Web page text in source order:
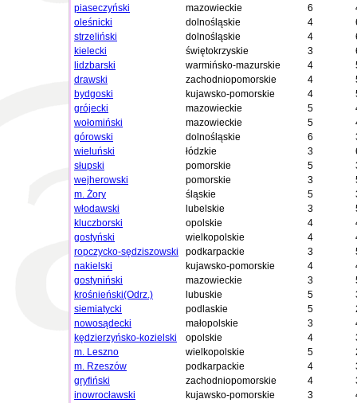
piaseczyński
mazowieckie 6
oleśnicki
dolnośląskie 4
strzeliński
dolnośląskie 4
kielecki
świętokrzyskie 3
lidzbarski
warmińsko-mazurskie 4
drawski
zachodniopomorskie 4
bydgoski
kujawsko-pomorskie 4
grójecki
mazowieckie 5
wołomiński
mazowieckie 5
górowski
dolnośląskie 6
wieluński
łódzkie 3
słupski
pomorskie 5
wejherowski
pomorskie 3
m. Żory
śląskie 5
włodawski
lubelskie 3
kluczborski
opolskie 4
gostyński
wielkopolskie 4
ropczycko-sędziszowski
podkarpackie 3
nakielski
kujawsko-pomorskie 4
gostyniński
mazowieckie 3
krośnieński(Odrz.)
lubuskie 5
siemiatycki
podlaskie 5
nowosądecki
małopolskie 3
kędzierzyńsko-kozielski
opolskie 4
m. Leszno
wielkopolskie 5
m. Rzeszów
podkarpackie 4
gryfiński
zachodniopomorskie 4
inowrocławski
kujawsko-pomorskie 3